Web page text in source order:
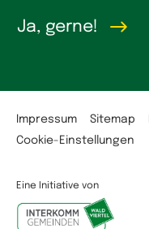
Ja, gerne!
Impressum Sitemap
Cookie-Einstellungen
Eine Initiative von